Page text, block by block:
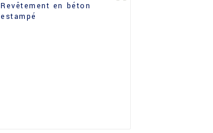
Revêtement en béton
estampé